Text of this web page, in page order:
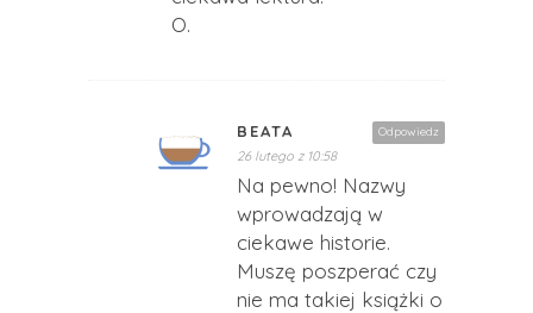
O.
Odpowiedz
BEATA
26 lutego z 10:58
Na pewno! Nazwy
wprowadzają w
ciekawe historie.
Muszę poszperać czy
nie ma takiej książki o